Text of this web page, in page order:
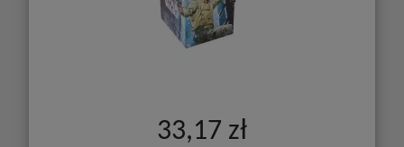
33,17 zł